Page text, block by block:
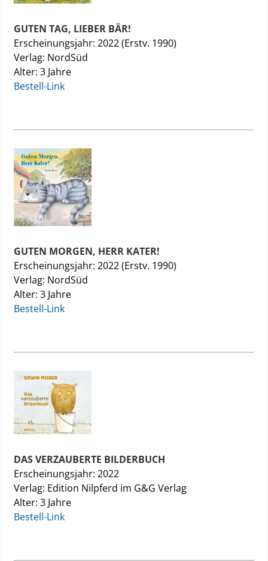
GUTEN TAG, LIEBER BÄR!
Erscheinungsjahr: 2022 (Erstv. 1990)
Verlag: NordSüd
Alter: 3 Jahre
Bestell-Link
GUTEN MORGEN, HERR KATER!
Erscheinungsjahr: 2022 (Erstv. 1990)
Verlag: NordSüd
Alter: 3 Jahre
Bestell-Link
DAS VERZAUBERTE BILDERBUCH
Erscheinungsjahr: 2022
Verlag: Edition Nilpferd im G&G Verlag
Alter: 3 Jahre
Bestell-Link